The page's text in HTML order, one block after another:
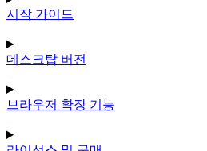
시작 가이드
데스크탑 버전
브라우저 확장 기능